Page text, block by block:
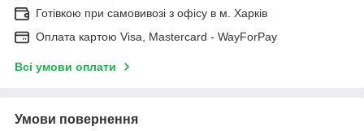
Готівкою при самовивозі з офісу в м. Харків
Оплата картою Visa, Mastercard - WayForPay
Всі умови оплати
Умови повернення